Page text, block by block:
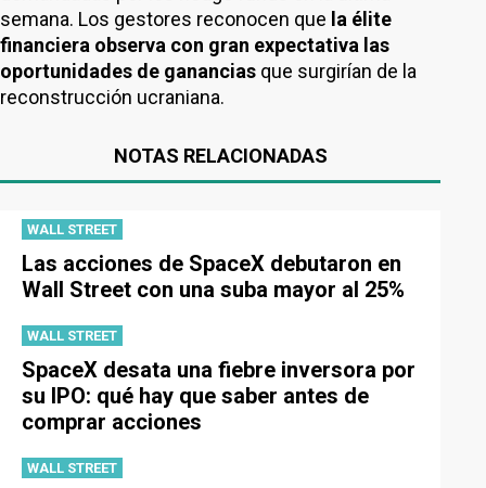
semana. Los gestores reconocen que la élite
financiera observa con gran expectativa las
oportunidades de ganancias que surgirían de la
reconstrucción ucraniana.
NOTAS RELACIONADAS
WALL STREET
Las acciones de SpaceX debutaron en
Wall Street con una suba mayor al 25%
WALL STREET
SpaceX desata una fiebre inversora por
su IPO: qué hay que saber antes de
comprar acciones
WALL STREET